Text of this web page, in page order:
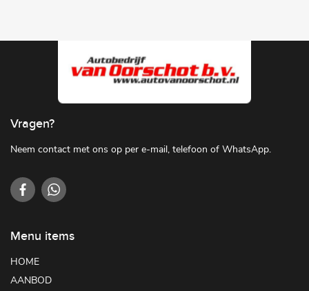
Vragen?
Neem contact met ons op per e-mail, telefoon of WhatsApp.
Menu items
HOME
AANBOD